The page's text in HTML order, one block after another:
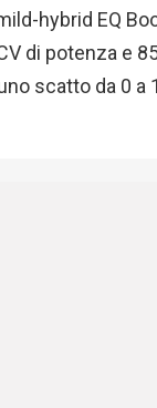
hybrid EQ
di potenza e
scatto da 0 a